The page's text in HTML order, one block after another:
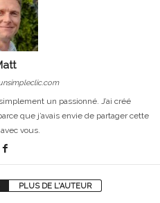
un passionné. J’ai créé
que j’avais envie de partager cette
vous.
PLUS DE L'AUTEUR